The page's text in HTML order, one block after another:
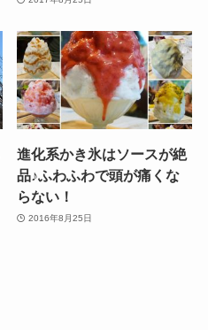
進化系かき氷はソースが絶
品♪ふわふわで頭が痛くな
らない！
2016年8月25日